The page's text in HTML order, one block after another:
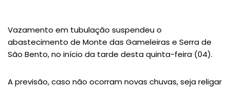
Vazamento em tubulação suspendeu o
abastecimento de Monte das Gameleiras e Serra de
São Bento, no início da tarde desta quinta-feira (04).
A previsão, caso não ocorram novas chuvas, seja religar